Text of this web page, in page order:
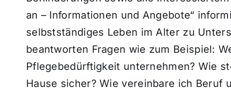
an – Informationen und Angebote“
selbstständiges Leben im Alter zu
beantworten Fragen wie zum Beispiel:
Pflegebedürftigkeit unternehmen? Wie
Hause sicher? Wie vereinbare ich Beruf